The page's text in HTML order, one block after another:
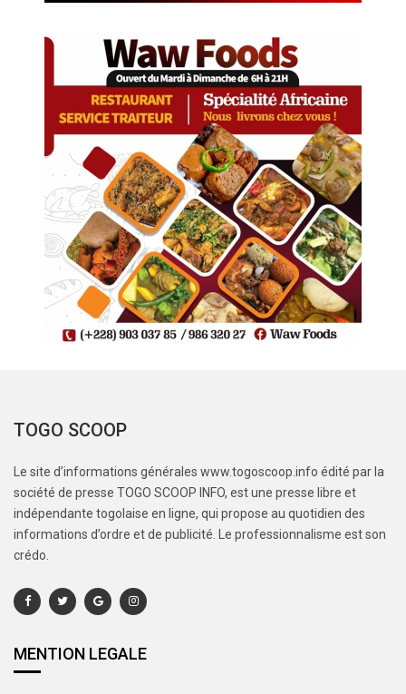
TOGO SCOOP
Le site d’informations générales www.togoscoop.info édité par la
société de presse TOGO SCOOP INFO, est une presse libre et
indépendante togolaise en ligne, qui propose au quotidien des
informations d’ordre et de publicité. Le professionnalisme est son
crédo.
MENTION LEGALE